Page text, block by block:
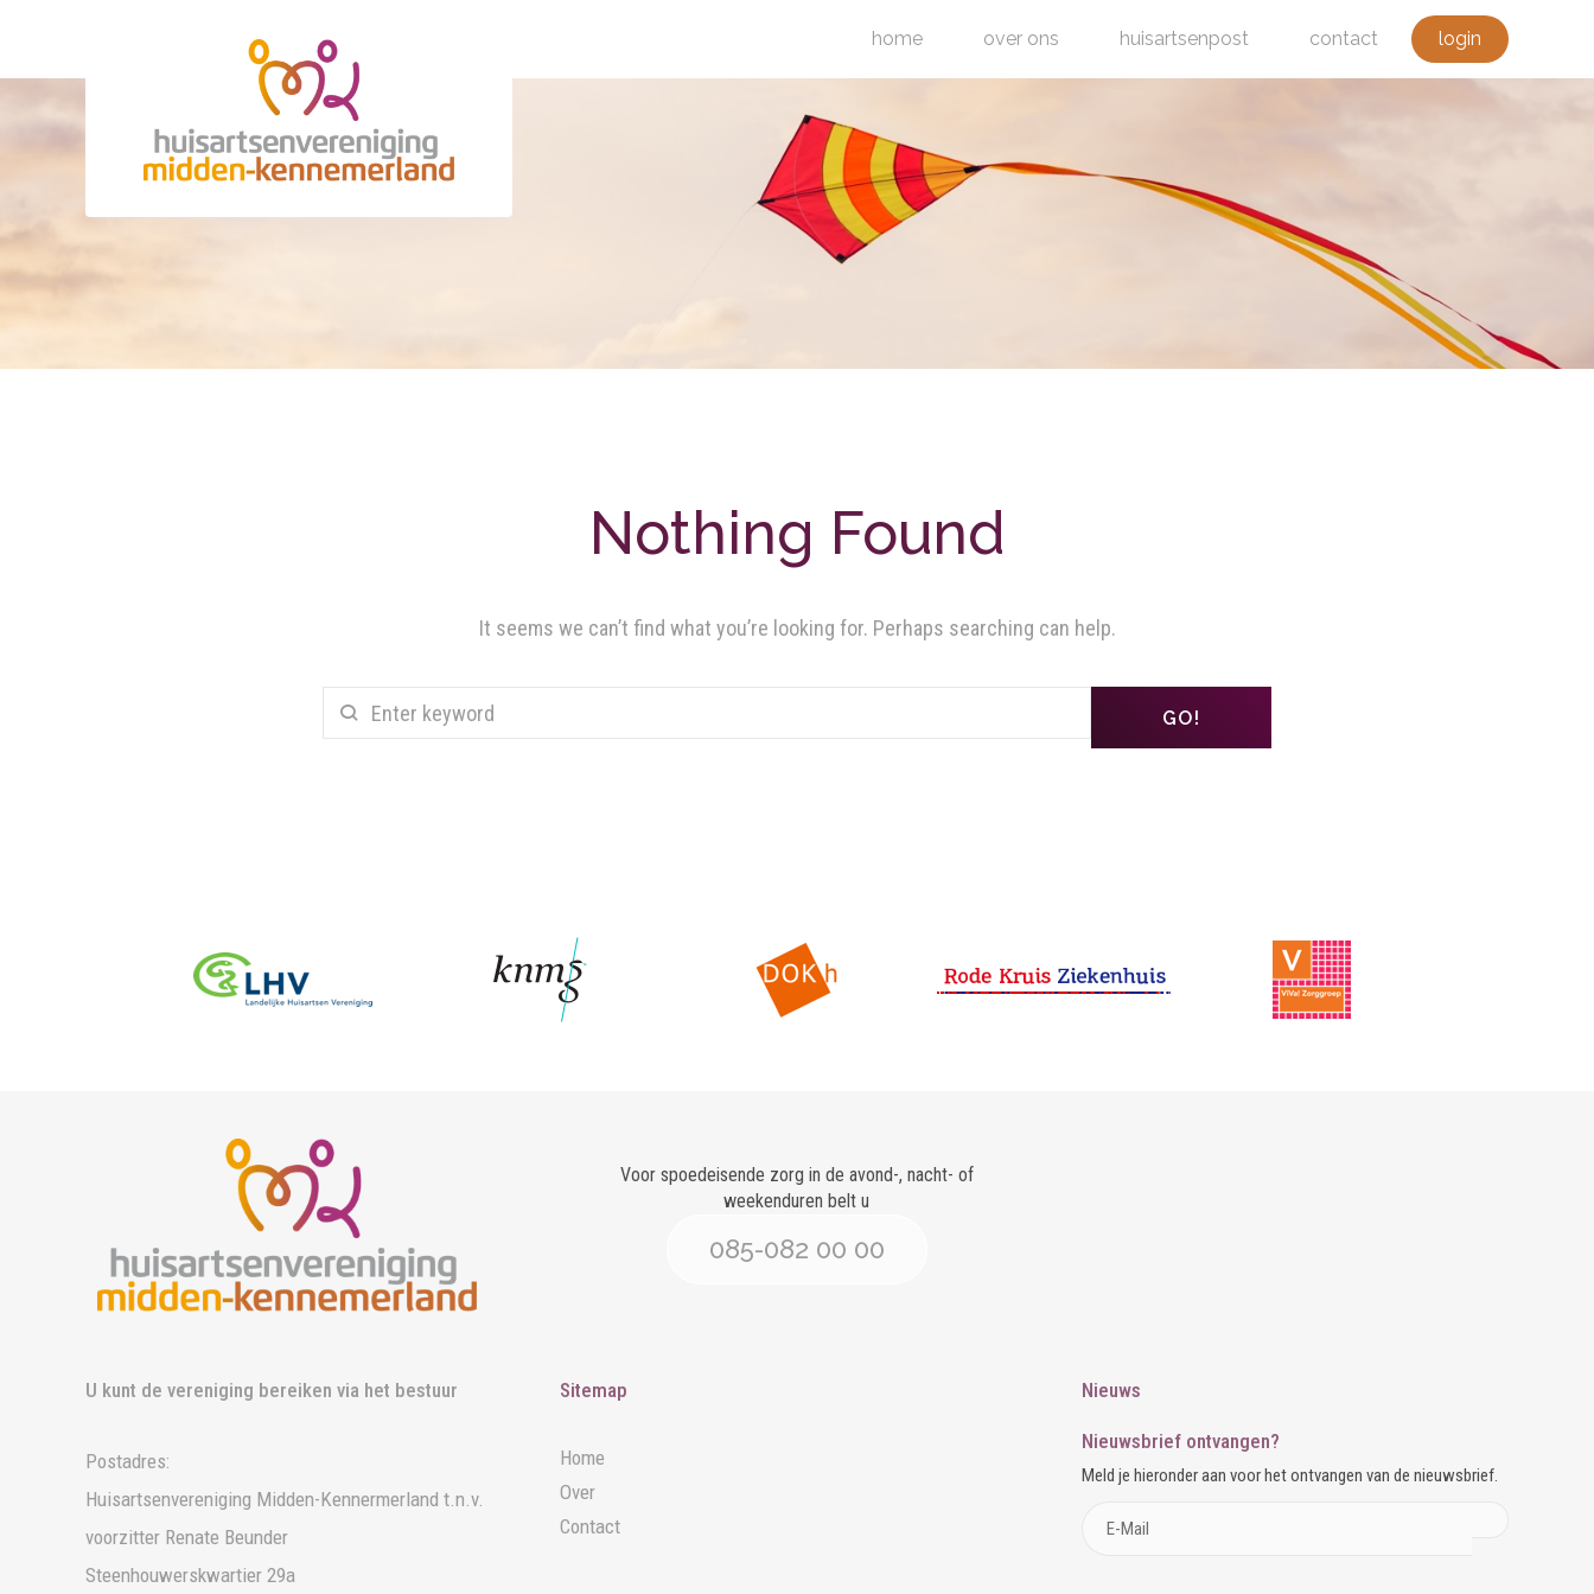
home over ons huisartsenpost contact login
Nothing Found
It seems we can’t find what you’re looking for. Perhaps searching can help.
GO!
Voor spoedeisende zorg in de avond-, nacht- of
weekenduren belt u
085-082 00 00
U kunt de vereniging bereiken via het bestuur
Postadres:
Huisartsenvereniging Midden-Kennermerland t.n.v.
voorzitter Renate Beunder
Steenhouwerskwartier 29a
Sitemap
Home
Over
Contact
Nieuws
Nieuwsbrief ontvangen?
Meld je hieronder aan voor het ontvangen van de nieuwsbrief.